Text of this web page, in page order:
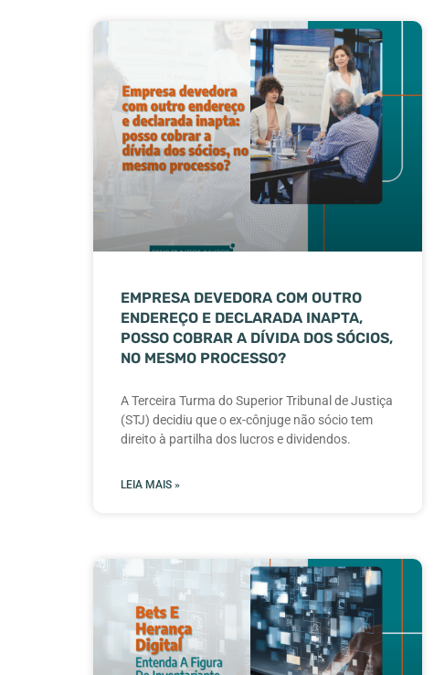
EMPRESA DEVEDORA COM OUTRO
ENDEREÇO E DECLARADA INAPTA,
POSSO COBRAR A DÍVIDA DOS SÓCIOS,
NO MESMO PROCESSO?
A Terceira Turma do Superior Tribunal de Justiça
(STJ) decidiu que o ex-cônjuge não sócio tem
direito à partilha dos lucros e dividendos.
LEIA MAIS »